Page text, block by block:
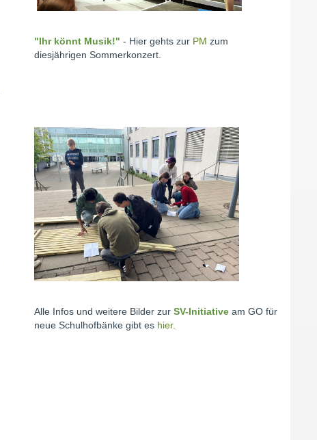
"Ihr könnt Musik!" - Hier gehts zur PM zum
diesjährigen Sommerkonzert.
Alle Infos und weitere Bilder zur SV-Initiative am GO für
neue Schulhofbänke gibt es hier.